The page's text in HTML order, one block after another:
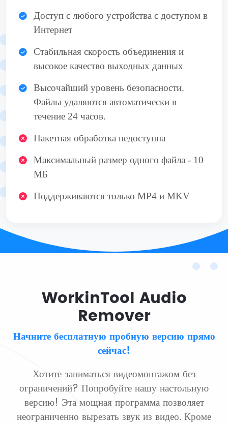
Доступ с любого устройства с доступом в
Интернет
Стабильная скорость объединения и
высокое качество выходных данных
Высочайший уровень безопасности.
Файлы удаляются автоматически в
течение 24 часов.
Пакетная обработка недоступна
Максимальный размер одного файла - 10
МБ
Поддерживаются только MP4 и MKV
WorkinTool Audio
Remover
Начните бесплатную пробную версию прямо
сейчас!
Хотите заниматься видеомонтажом без
ограничений? Попробуйте нашу настольную
версию! Эта мощная программа позволяет
неограниченно вырезать звук из видео. Кроме